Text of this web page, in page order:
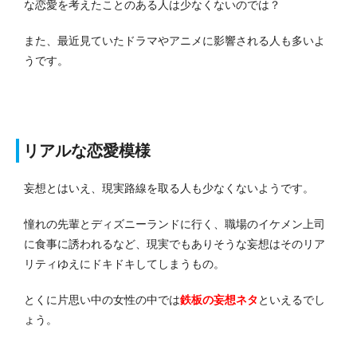
な恋愛を考えたことのある人は少なくないのでは？
また、最近見ていたドラマやアニメに影響される人も多いよ
うです。
リアルな恋愛模様
妄想とはいえ、現実路線を取る人も少なくないようです。
憧れの先輩とディズニーランドに行く、職場のイケメン上司
に食事に誘われるなど、現実でもありそうな妄想はそのリア
リティゆえにドキドキしてしまうもの。
とくに片思い中の女性の中では鉄板の妄想ネタ といえるでし
ょう。